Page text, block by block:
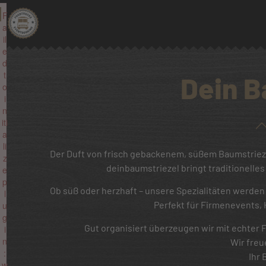
Dein
Der Duft von frisch gebackenem, süßem
deinbaumstriezel bringt traditionelles
Ob süß oder herzhaft – unsere Spezialitäten
Perfekt für Firmenevents,
Gut organisiert überzeugen wir mit echter
Wir
Ihr
F
a
il
e
d
t
o
i
n
iti
a
li
z
e
p
l
u
g
i
n
: